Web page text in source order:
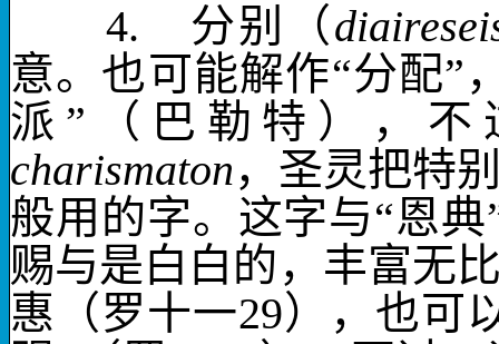
4.
分别 （
意。也可能解作“分配”
派”（巴勒特），
charismaton，圣灵把特
般用的字。这字与“恩典
赐与是白白的，丰富无
惠（罗十一29），也可